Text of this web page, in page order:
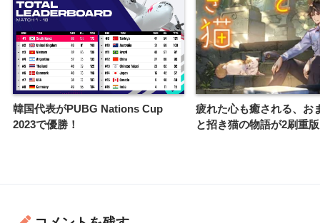
韓国代表がPUBG Nations Cup
2023で優勝！
疲れた心も癒される、お
と招き猫の物語が2刷重